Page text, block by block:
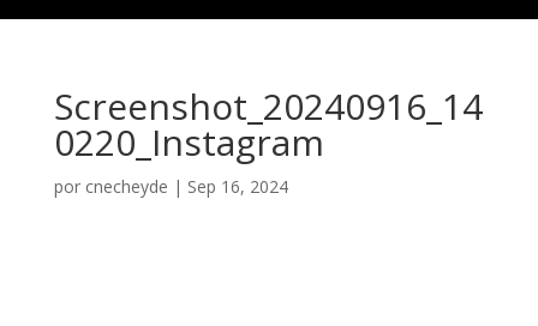
Screenshot_20240916_14
0220_Instagram
por cnecheyde | Sep 16, 2024